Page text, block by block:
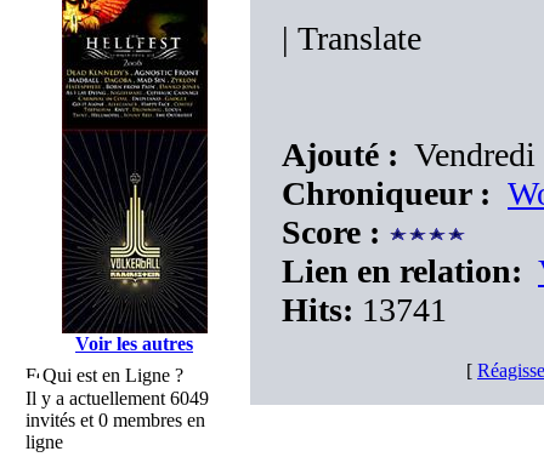
Voir les autres
Qui est en Ligne ?
Il y a actuellement 6049
invités et 0 membres en
ligne
| Translate
Ajouté :
Chroniqueur :
Score :
Lien en relation:
Hits: 13741
[